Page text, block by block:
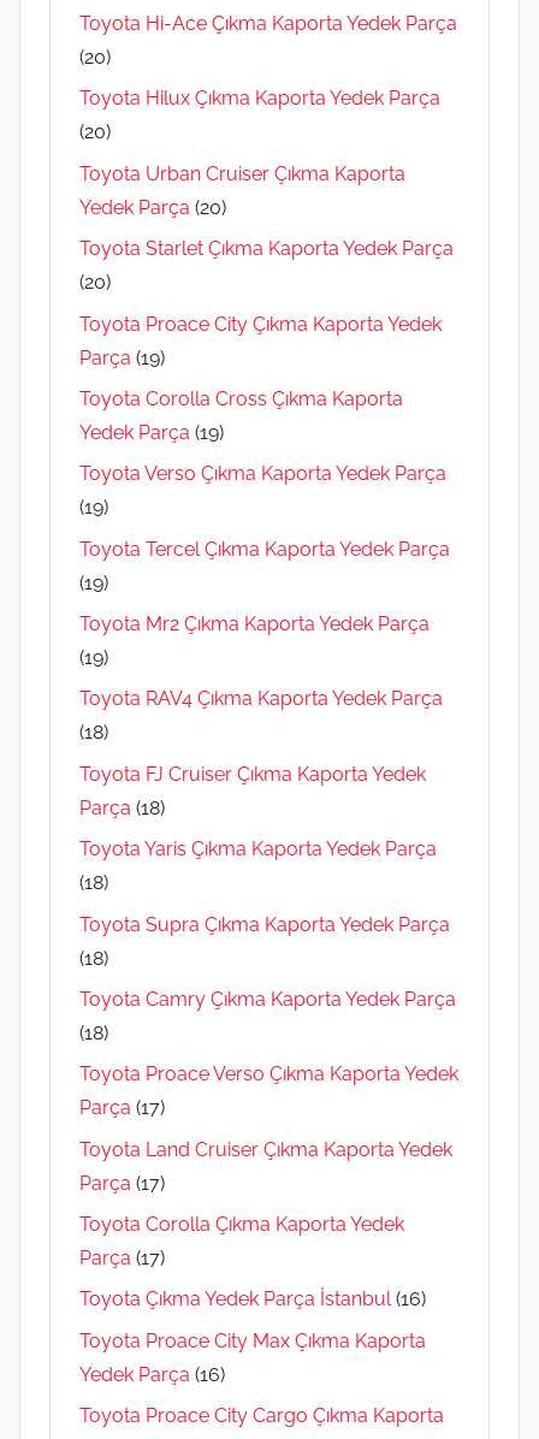
Toyota Hi-Ace Çıkma Kaporta Yedek Parça
(20)
Toyota Hilux Çıkma Kaporta Yedek Parça
(20)
Toyota Urban Cruiser Çıkma Kaporta
Yedek Parça (20)
Toyota Starlet Çıkma Kaporta Yedek Parça
(20)
Toyota Proace City Çıkma Kaporta Yedek
Parça (19)
Toyota Corolla Cross Çıkma Kaporta
Yedek Parça (19)
Toyota Verso Çıkma Kaporta Yedek Parça
(19)
Toyota Tercel Çıkma Kaporta Yedek Parça
(19)
Toyota Mr2 Çıkma Kaporta Yedek Parça
(19)
Toyota RAV4 Çıkma Kaporta Yedek Parça
(18)
Toyota FJ Cruiser Çıkma Kaporta Yedek
Parça (18)
Toyota Yaris Çıkma Kaporta Yedek Parça
(18)
Toyota Supra Çıkma Kaporta Yedek Parça
(18)
Toyota Camry Çıkma Kaporta Yedek Parça
(18)
Toyota Proace Verso Çıkma Kaporta Yedek
Parça (17)
Toyota Land Cruiser Çıkma Kaporta Yedek
Parça (17)
Toyota Corolla Çıkma Kaporta Yedek
Parça (17)
Toyota Çıkma Yedek Parça İstanbul (16)
Toyota Proace City Max Çıkma Kaporta
Yedek Parça (16)
Toyota Proace City Cargo Çıkma Kaporta